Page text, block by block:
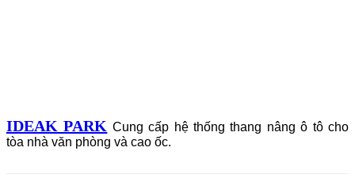
IDEAK PARK Cung cấp hệ thống thang nâng ô tô cho
tòa nhà văn phòng và cao ốc.